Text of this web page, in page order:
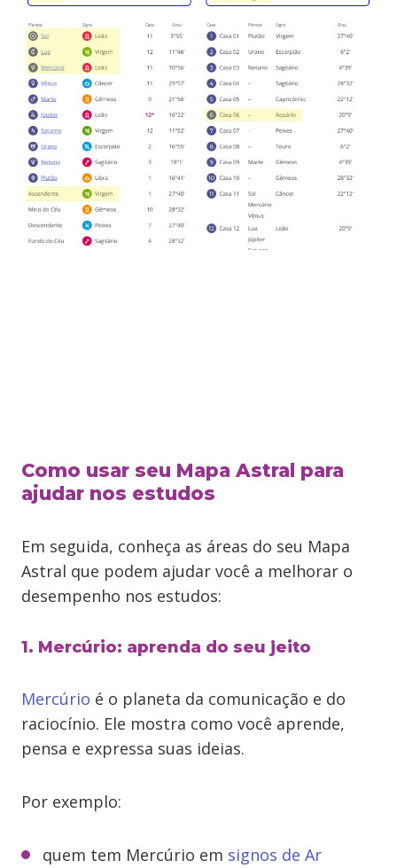
Como usar seu Mapa Astral para
ajudar nos estudos
Em seguida, conheça as áreas do seu Mapa
Astral que podem ajudar você a melhorar o
desempenho nos estudos:
1. Mercúrio: aprenda do seu jeito
Mercúrio é o planeta da comunicação e do
raciocínio. Ele mostra como você aprende,
pensa e expressa suas ideias.
Por exemplo:
quem tem Mercúrio em signos de Ar